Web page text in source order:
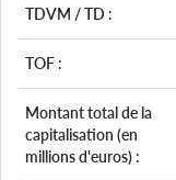
TDVM / TD :
TOF :
Montant total de la
capitalisation (en
millions d'euros) :